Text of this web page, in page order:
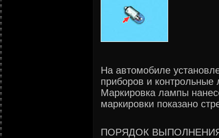
На автомобиле
приборов и
Маркировка лампы
маркировки показано
ПОРЯДОК